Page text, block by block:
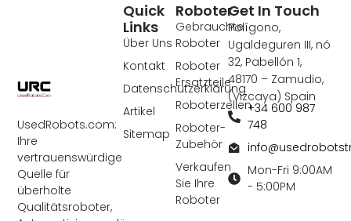
UsedRobots.com:
Ihre
vertrauenswürdige
Quelle für
überholte
Qualitätsroboter,
Roboter
Gebrauchte
Roboter
Roboter
Ersatzteile
Roboterzellen
Roboter-
Zubehör
Verkaufen
Sie Ihre
Roboter
Quick
Links
Über Uns
Kontakt
Datenschutzerklärung
Artikel
Sitemap
Get In Touch
Polígono,
Ugaldeguren III, nó
32, Pabellón 1,
48170 – Zamudio,
(Vizcaya) Spain
+34 600 987
748
Mon-Fri 9:00AM
- 5:00PM